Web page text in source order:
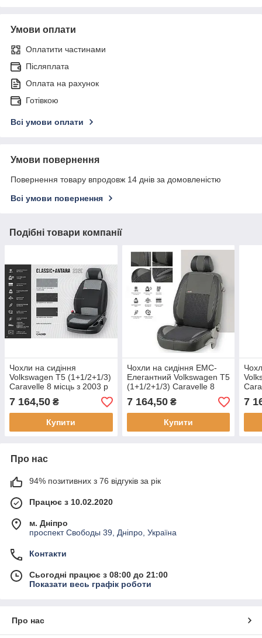
Умови оплати
Оплатити частинами
Післяплата
Оплата на рахунок
Готівкою
Всі умови оплати
Умови повернення
Повернення товару впродовж 14 днів за домовленістю
Всі умови повернення
Подібні товари компанії
Чохли на сидіння
Volkswagen T5 (1+1/2+1/3)
Caravelle 8 місць з 2003 р
2020
7 164,50 ₴
Купити
Чохли на сидіння EMC-
Елегантний Volkswagen T5
(1+1/2+1/3) Caravelle 8
місць з 2003 р
7 164,50₴
Купити
7
Про нас
94% позитивних з 76 відгуків за рік
Працює з 10.02.2020
м. Дніпро
проспект Свободы 39, Дніпро, Україна
Контакти
Сьогодні працює з 08:00 до 21:00
Показати весь графік роботи
Про нас